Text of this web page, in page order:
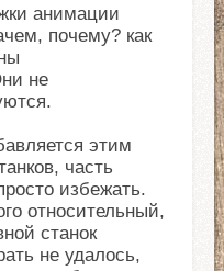
анимации
почему? как
не
этим
часть
избежать.
относительный,
станок
не удалось,